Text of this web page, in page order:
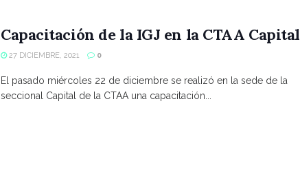
Capacitación de la IGJ en la CTAA Capital
27 DICIEMBRE, 2021 0
El pasado miércoles 22 de diciembre se realizó en la sede de la
seccional Capital de la CTAA una capacitación...